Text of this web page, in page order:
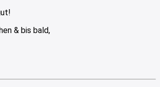
& bis bald,